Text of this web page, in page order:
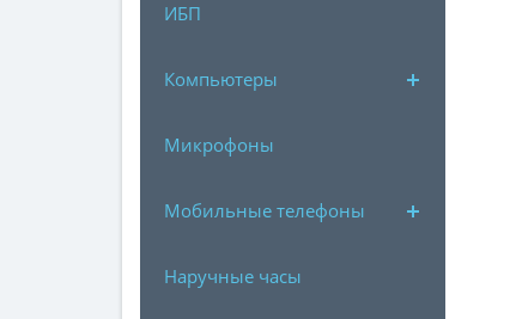
ИБП
Компьютеры
Микрофоны
Мобильные телефоны
Наручные часы